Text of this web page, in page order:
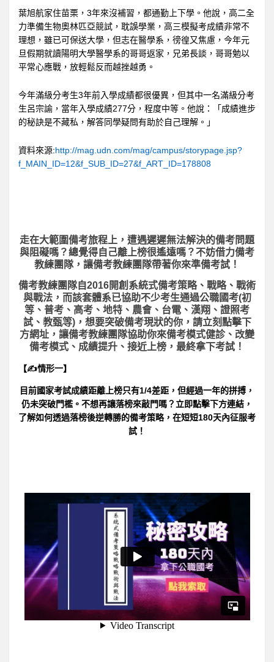
葉旭航家住苗栗，3年來沒補習，都通勤上下學。他說，高二全
力準備生物奧林匹亞競試，耽誤學業，高三模擬考成績非常不
理想，雖已可保送大學，但志在醫學系，徬徨又焦慮，今年元
旦假期就讀陽明大學醫學系的哥哥返家，兄弟長談，哥哥勉以
平常心應戰，放輕鬆反而越挫越勇。
今年滿級分考生3年前入學成績都很優異，但其中一名滿級分考
生呂宗諭，當年入學成績277分，程度中等。他說：「成績進步
的秘訣是不藏私，解答同學疑問有助於自己理解。」
資料來源:http://mag.udn.com/mag/campus/storypage.jsp?
f_MAIN_ID=12&f_SUB_ID=27&f_ART_ID=178808
走在大範圍備考旅程上， 遭遇遲遲無法解決的備考問題
與阻礙嗎？總覺得自己離上榜很遙遠嗎？不妨借力備考
教練團隊，讓備考教練團隊帶著你來準備考試！
備考教練團隊自2016開創系統式備考策略、戰略、戰術
與戰法，而該套體系已協助不少考生通過公職國考(初
等、普考、高考、地特、農會、台電、漢翔、證照考
試、教甄等)，想要突破備考現狀的你，請立刻點擊下
方網址，讓備考教練團隊協助你來備考模式健診、改變
備考模式、成績提升、接近上榜，最終拿下考試！
【✍情形一】
目前國家考試成績距離上榜只有1/4差距，但經過一年的拼搏，
仍未突破門檻。不想再讓落榜來敲門嗎？立即點擊下方連結，
了解如何透過落榜後逆轉勝的備考策略，在短短180天內征服考
試！